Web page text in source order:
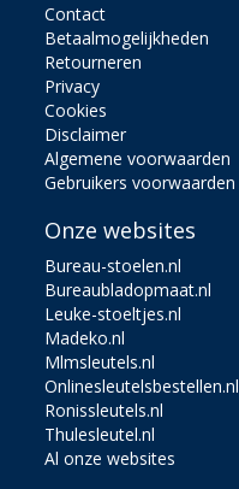
Contact
Betaalmogelijkheden
Retourneren
Privacy
Cookies
Disclaimer
Algemene voorwaarden
Gebruikers voorwaarden
Onze websites
Bureau-stoelen.nl
Bureaubladopmaat.nl
Leuke-stoeltjes.nl
Madeko.nl
Mlmsleutels.nl
Onlinesleutelsbestellen.nl
Ronissleutels.nl
Thulesleutel.nl
Al onze websites